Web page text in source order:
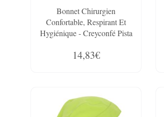
Bonnet Chirurgien
Confortable, Respirant Et
Hygiénique - Creyconfé Pista
14,83€